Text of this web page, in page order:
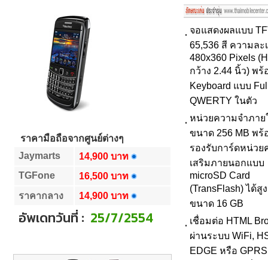
ราคามือถือจากศูนย์ต่างๆ
Jaymarts
14,900 บาท
TGFone
16,500 บาท
ราคากลาง
14,900 บาท
อัพเดทวันที่ : 25/7/2554
จอแสดงผลแบบ
65,536 สี ความละ
480x360 Pixels
กว้าง 2.44 นิ้ว) พร้
Keyboard แบบ
QWERTY ในตัว
หน่วยความจำภาย
ขนาด 256 MB พร้
รองรับการ์ดหน่วย
เสริมภายนอกแบบ
microSD Card
(TransFlash) ได้สู
ขนาด 16 GB
เชื่อมต่อ HTML
ผ่านระบบ WiFi,
EDGE หรือ